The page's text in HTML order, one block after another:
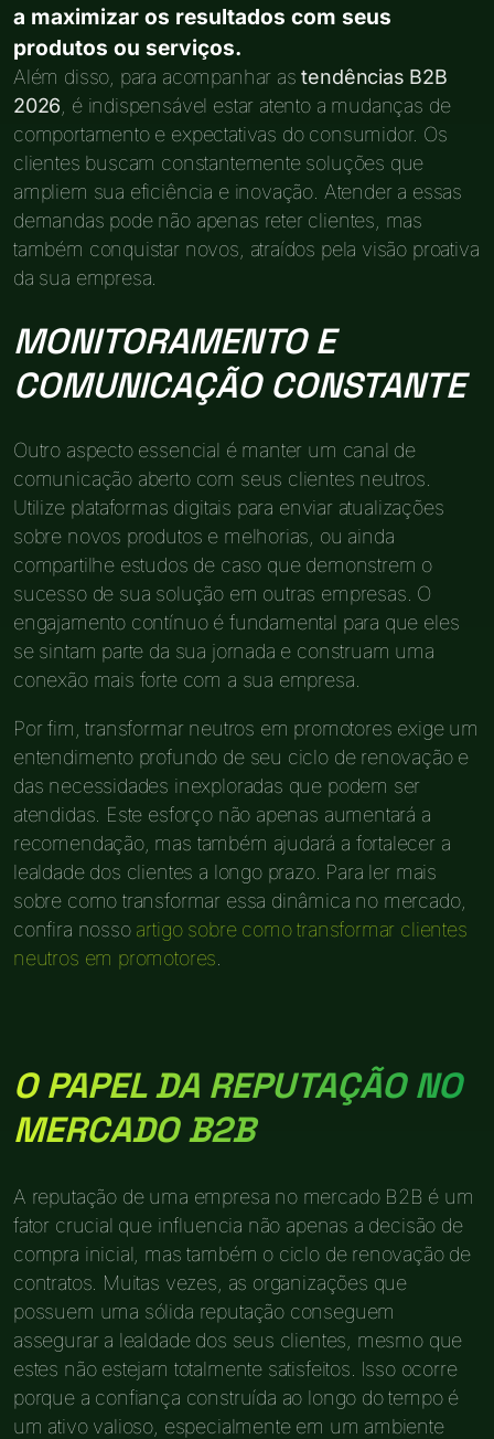
a maximizar os resultados com seus
produtos ou serviços.
Além disso, para acompanhar astendências B2B
2026 , é indispensável estar atento a mudanças de
comportamento e expectativas do consumidor. Os
clientes buscam constantemente soluções que
ampliem sua eficiência e inovação. Atender a essas
demandas pode não apenas reter clientes, mas
também conquistar novos, atraídos pela visão proativa
da sua empresa.
MONITORAMENTO E
COMUNICAÇÃO CONSTANTE
Outro aspecto essencial é manter um canal de
comunicação aberto com seus clientes neutros.
Utilize plataformas digitais para enviar atualizações
sobre novos produtos e melhorias, ou ainda
compartilhe estudos de caso que demonstrem o
sucesso de sua solução em outras empresas. O
engajamento contínuo é fundamental para que eles
se sintam parte da sua jornada e construam uma
conexão mais forte com a sua empresa.
Por fim, transformar neutros em promotores exige um
entendimento profundo de seu ciclo de renovação e
das necessidades inexploradas que podem ser
atendidas. Este esforço não apenas aumentará a
recomendação, mas também ajudará a fortalecer a
lealdade dos clientes a longo prazo. Para ler mais
sobre como transformar essa dinâmica no mercado,
confira nosso artigo sobre como transformar clientes
neutros em promotores
O PAPEL DA REPUTAÇÃO NO
MERCADO B2B
A reputação de uma empresa no mercado B2B é um
fator crucial que influencia não apenas a decisão de
compra inicial, mas também o ciclo de renovação de
contratos. Muitas vezes, as organizações que
possuem uma sólida reputação conseguem
assegurar a lealdade dos seus clientes, mesmo que
estes não estejam totalmente satisfeitos. Isso ocorre
porque a confiança construída ao longo do tempo é
um ativo valioso, especialmente em um ambiente